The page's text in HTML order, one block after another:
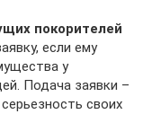
покорителей
если ему
у
Подача заявки –
своих